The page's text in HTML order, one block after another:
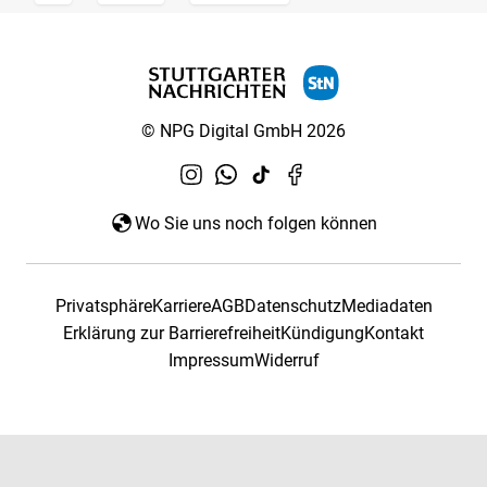
© NPG Digital GmbH 2026
Wo Sie uns noch folgen können
PrivatsphäreKarriereAGBDatenschutzMediadaten
Erklärung zur BarrierefreiheitKündigungKontakt
ImpressumWiderruf